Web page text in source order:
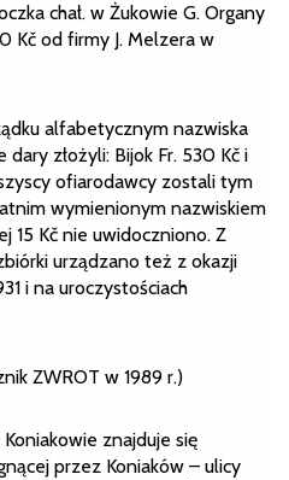
chał. w Żukowie G. Organy
Kč od firmy J. Melzera w
alfabetycznym nazwiska
złożyli: Bijok Fr. 530 Kč i
ofiarodawcy zostali tym
wymienionym nazwiskiem
15 Kč nie uwidoczniono. Z
urządzano też z okazji
i na uroczystościach
ZWROT w 1989 r.)
znajduje się
przez Koniaków – ulicy